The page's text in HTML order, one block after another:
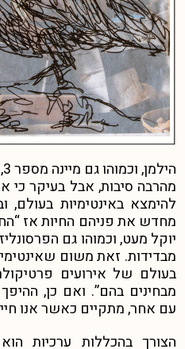
מהרבה סיבות, אבל בעיקר כי
להימצא באינטימיות בעולם,
מחדש את פניהם החיות אז
יוקל מעט, וכמוהו גם
מבדידות. זאת משום
בעולם של אירועים
מבחינים בהם”. ואם כן,
עם אחר, מתקיים כאשר אנו
הצורך בהכללות ערכיות